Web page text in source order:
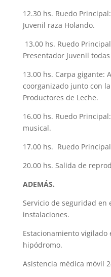
12.30 hs. Ruedo
Juvenil raza Holando.
13.00 hs. Ruedo
Presentador Juvenil
13.00 hs. Carpa gigante:
coorganizado junto con
Productores de Leche.
16.00 hs. Ruedo
musical.
17.00 hs. Ruedo
20.00 hs. Salida de
ADEMÁS.
Servicio de seguridad en
instalaciones.
Estacionamiento
hipódromo.
Asistencia médica móvil